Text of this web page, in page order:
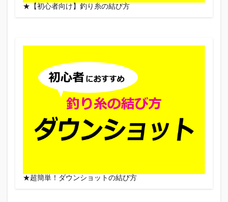
★【初心者向け】釣り糸の結び方
★超簡単！ダウンショットの結び方